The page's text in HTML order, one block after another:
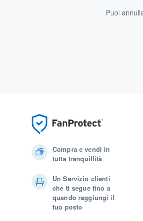
Puoi
Compra e vendi in
tutta tranquillità
Un Servizio clienti
che ti segue fino a
quando raggiungi il
tuo posto